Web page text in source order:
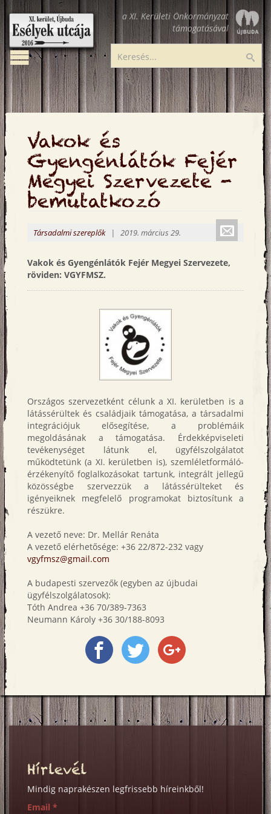
Ugrás
tartalomra
Esélyek
utcája
a XI. Kerületi Önkormányzat
támogatásával
Toggle
navigation
Vakok és
Gyengénlátók Fejér
Megyei Szervezete -
bemutatkozó
Társadalmi szereplők| 2019. március 29.
Vakok és Gyengénlátók Fejér Megyei Szervezete,
röviden: VGYFMSZ.
Országos szervezetként célunk a XI. kerületben is a
látássérültek és családjaik támogatása, a társadalmi
integrációjuk elősegítése, a problémáik
megoldásának a támogatása. Érdekképviseleti
tevékenységet látunk el, ügyfélszolgálatot
működtetünk (a XI. kerületben is), szemléletformáló-
érzékenyítő foglalkozásokat tartunk, integrált jellegű
közösségbe szervezzük a látássérülteket és
igényeiknek megfelelő programokat biztosítunk a
részükre.
A vezető neve: Dr. Mellár Renáta
A vezető elérhetősége: +36 22/872-232 vagy
vgyfmsz@gmail.com
A budapesti szervezők (egyben az újbudai
ügyfélszolgálatosok):
Tóth Andrea +36 70/389-7363
Neumann Károly +36 30/188-8093
a
Facebookon
a
Twitter-
a
Google+
Hírlevél
Mindig naprakészen legfrissebb híreinkből!
Email *